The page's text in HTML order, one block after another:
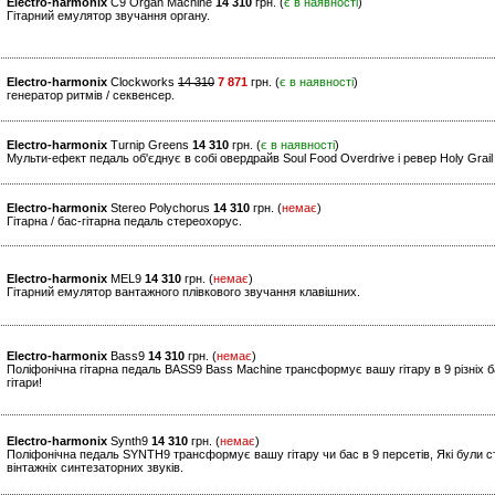
Гітарний емулятор звучання органу.
Electro-harmonix Clockworks 14 310 7 871 грн. (є в наявності)
генератор ритмів / секвенсер.
Electro-harmonix Turnip Greens 14 310 грн. (є в наявності)
Мульти-ефект педаль об'єднує в собі овердрайв Soul Food Overdrive і ревер Holy
Electro-harmonix Stereo Polychorus 14 310 грн. (немає)
Гітарна / бас-гітарна педаль стереохорус.
Electro-harmonix MEL9 14 310 грн. (немає)
Гітарний емулятор вантажного плівкового звучання клавішних.
Electro-harmonix Bass9 14 310 грн. (немає)
Поліфонічна гітарна педаль BASS9 Bass Machine трансформує вашу гітару в 9
гітари!
Electro-harmonix Synth9 14 310 грн. (немає)
Поліфонічна педаль SYNTH9 трансформує вашу гітару чи бас в 9 персетів, Які були
вінтажніх синтезаторних звуків.